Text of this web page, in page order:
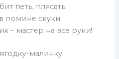
петь, плясать.
помине скуки.
– мастер на все руки!
малинку.